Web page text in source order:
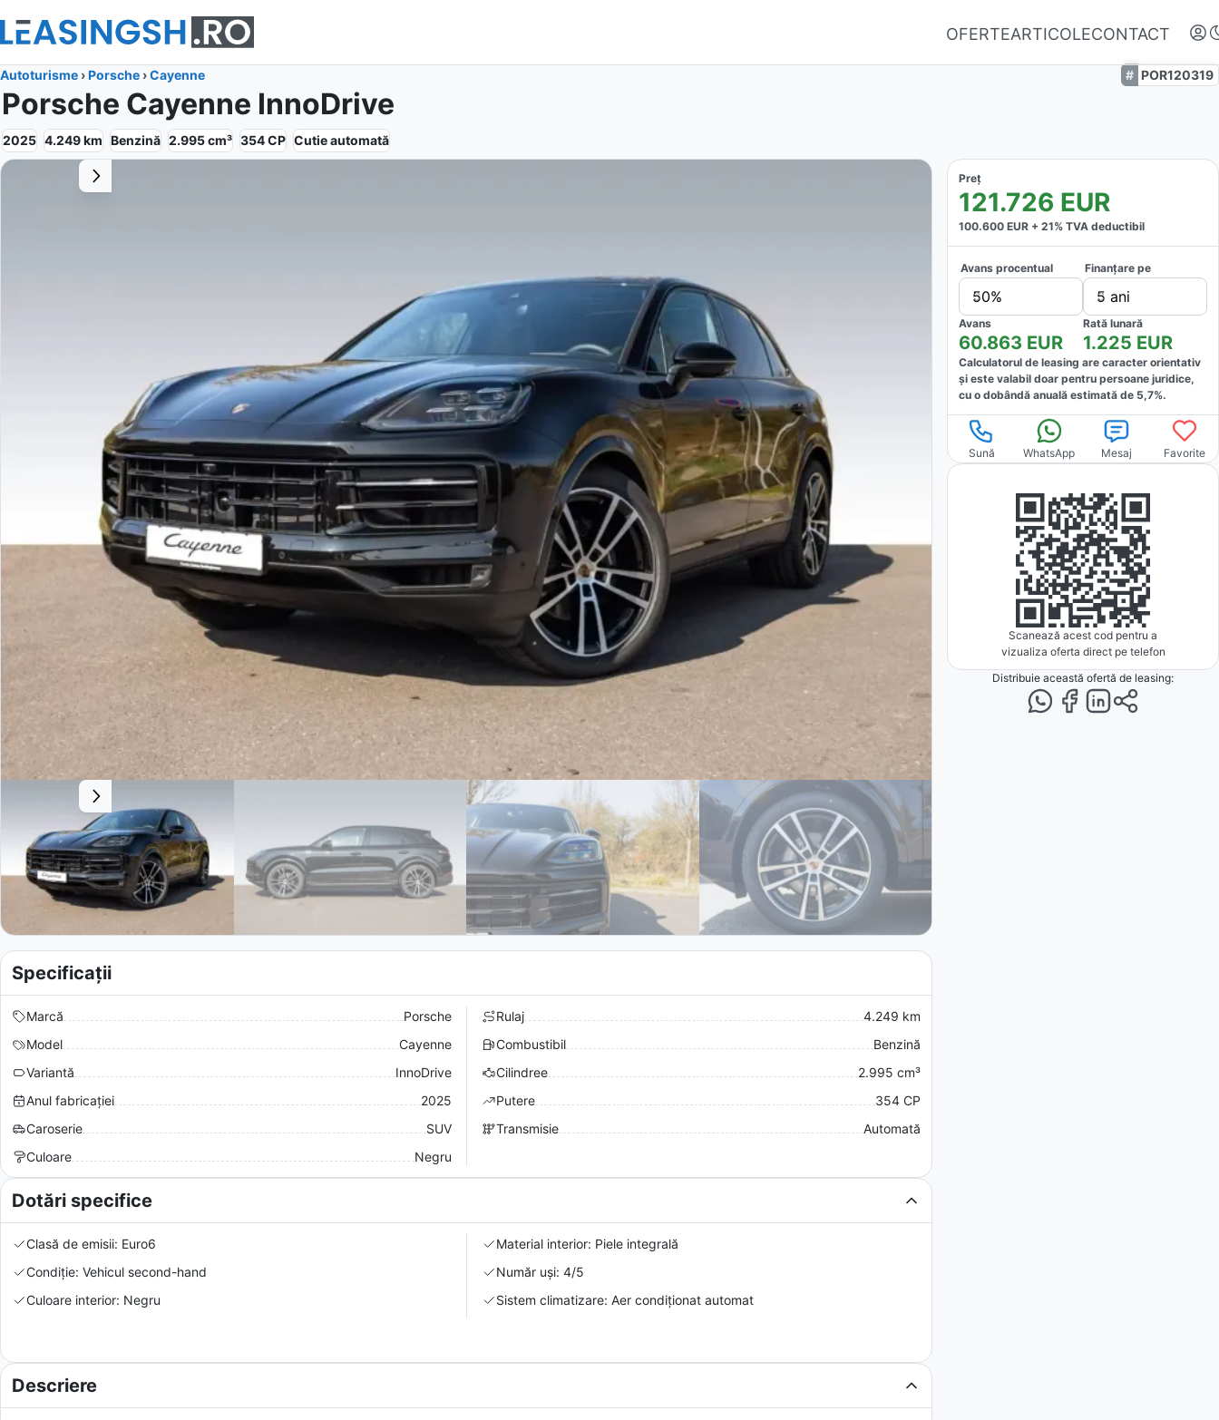
OFERTEARTICOLECONTACT
Autentifică-te
Nu ai oferte favorite
Autoturisme ›Porsche ›Cayenne POR120319
Porsche Cayenne InnoDrive
2025 4.249km Benzină 2.995cm³ 354CP Cutieautomată
Preț
121.726 EUR
100.600 EUR + 21% TVA deductibil
Avans procentual
50%
Finanțare pe
5 ani
Avans
60.863 EUR
Rată lunară
1.225 EUR
Calculatorul de leasing are caracter orientativ
și este valabil doar pentru persoane juridice,
cu o dobândă anuală estimată de 5,7%.
Sună WhatsApp Mesaj Favorite
Scanează acest cod pentru a
vizualiza oferta direct pe telefon
Distribuie această ofertă de leasing:
Specificații
Marcă
Porsche
Model
Cayenne
Variantă
InnoDrive
Anul fabricației
2025
Caroserie
SUV
Culoare
Negru
Rulaj
4.249 km
Combustibil
Benzină
Cilindree
2.995 cm³
Putere
354 CP
Transmisie
Automată
Dotări specifice
Clasă de emisii: Euro6
Condiție: Vehicul second-hand
Culoare interior: Negru
Material interior: Piele integrală
Număr uși: 4/5
Sistem climatizare: Aer condiționat automat
Descriere